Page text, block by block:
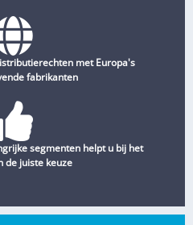
met Europa's
fabrikanten
segmenten helpt u bij het
de juiste keuze